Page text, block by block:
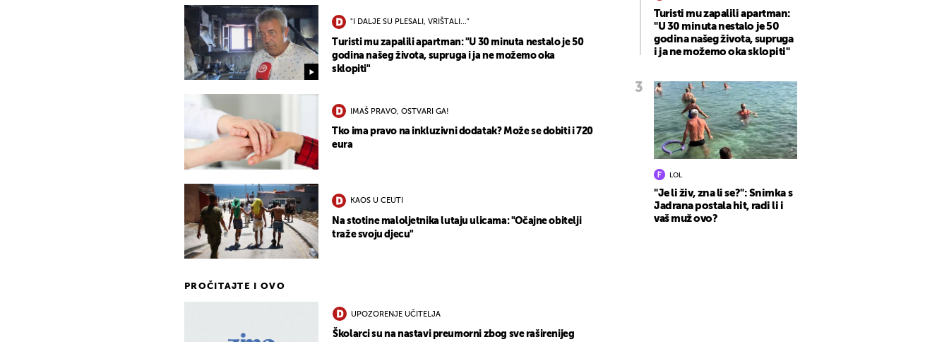
"I DALJE SU PLESALI, VRIŠTALI..."
Turisti mu zapalili apartman: "U 30 minuta nestalo je 50
godina našeg života, supruga i ja ne možemo oka
sklopiti"
IMAŠ PRAVO, OSTVARI GA!
Tko ima pravo na inkluzivni dodatak? Može se dobiti i 720
eura
KAOS U CEUTI
Na stotine maloljetnika lutaju ulicama: "Očajne obitelji
traže svoju djecu"
PROČITAJTE I OVO
UPOZORENJE UČITELJA
Školarci su na nastavi preumorni zbog sve raširenijeg
Turisti mu zapalili apartman:
"U 30 minuta nestalo je 50
godina našeg života, supruga
i ja ne možemo oka sklopiti"
LOL
"Je li živ, zna li se?": Snimka s
Jadrana postala hit, radi li i
vaš muž ovo?